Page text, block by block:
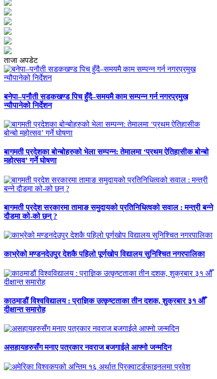
ताजा अपडेट
बनेपा–पनौती सडकखण्ड पिच हुँदै–समयमै काम सम्पन्न गर्न नगरप्रमुख
न्यौपानेको निर्देशन
बागमती प्रदेशका बोन्बोहरुको भेला सम्पन्न: तेमालमा ‘प्रथम ऐतिहासीक बोन्बो
महोत्सव’ गर्ने घोषणा
बागमती प्रदेश सरकारमा तामाङ समुदायको प्रतिनिधित्वको सवाल : मन्त्री बन्ने
दौडमा को‐को छन् ?
काभ्रेको मण्डनदेउपुर देशकै पहिलो पूर्णखोप विद्यालय सुनिश्चित नगरपालिका
काठमाडौं विश्वविद्यालय : प्राज्ञिक उत्कृष्टताका तीन दशक, शुक्रबार ३१ औँ
दीक्षान्त समारोह
असहायहरुसँग मनाए पत्रकार नवराज बजगाईले आफ्नो जन्मदिन